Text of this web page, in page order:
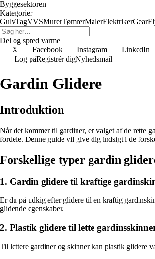
Byggesektoren
Kategorier
GulvTagVVSMurerTømrerMalerElektrikerGear
Del og spred varme
X
Facebook Instagram LinkedIn
Log påRegistrér digNyhedsmail
Gardin Glidere
Introduktion
Når det kommer til gardiner, er valget af de rette
fordele. Denne guide vil give dig indsigt i de
Forskellige typer gardin
1. Gardin glidere til kraftige
Er du på udkig efter glidere til en kraftig
glidende egenskaber.
2. Plastik glidere til lette
Til lettere gardiner og skinner kan plastik glidere